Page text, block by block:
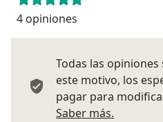
4 opiniones
Todas las
este motivo, los
pagar para
Saber más.